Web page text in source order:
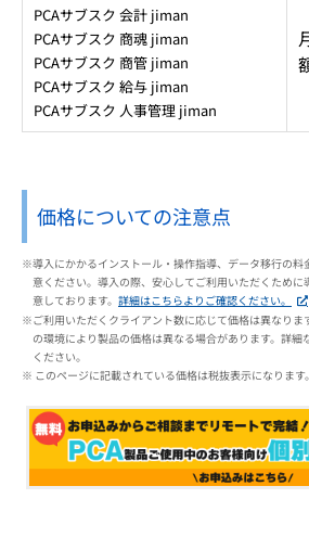
PCAサブスク 会計 jiman
PCAサブスク 商魂 jiman
PCAサブスク 商管 jiman
PCAサブスク 給与 jiman
PCAサブスク 人事管理 jiman
価格についての注意点
※導入にかかるインストール・操作指導、データ移行の料
意ください。導入の際、安心してご利用いただくために
意しております。 詳細はこちらよりご確認ください。
※ご利用いただくクライアント数に応じて価格は異なりま
の環境により製品の価格は異なる場合があります。詳
ください。
※ このページに記載されている価格は税抜表示になります。